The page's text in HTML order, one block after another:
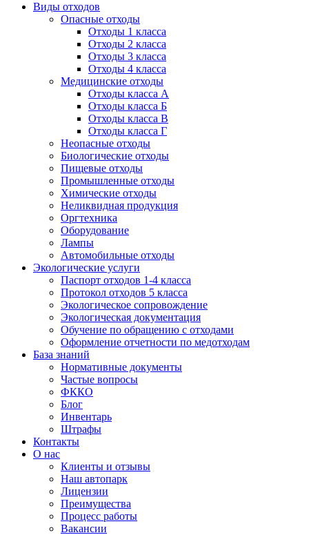
Виды отходов
Опасные отходы
Отходы 1 класса
Отходы 2 класса
Отходы 3 класса
Отходы 4 класса
Медицинские отходы
Отходы класса А
Отходы класса Б
Отходы класса В
Отходы класса Г
Неопасные отходы
Биологические отходы
Пищевые отходы
Промышленные отходы
Химические отходы
Неликвидная продукция
Оргтехника
Оборудование
Лампы
Автомобильные отходы
Экологические услуги
Паспорт отходов 1-4 класса
Протокол отходов 5 класса
Экологическое сопровождение
Экологическая документация
Обучение по обращению с отходами
Оформление отчетности по медотходам
База знаний
Нормативные документы
Частые вопросы
ФККО
Блог
Инвентарь
Штрафы
Контакты
О нас
Клиенты и отзывы
Наш автопарк
Лицензии
Преимущества
Процесс работы
Вакансии